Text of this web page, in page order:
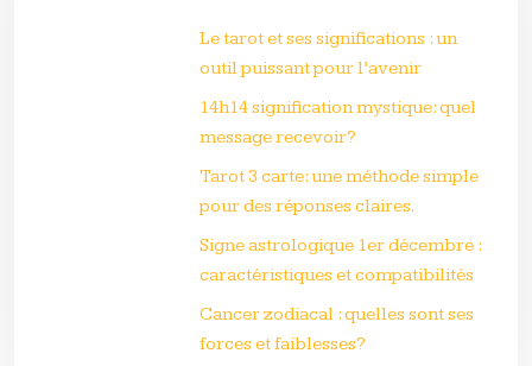
Le tarot et ses significations : un
outil puissant pour l’avenir
14h14 signification mystique: quel
message recevoir?
Tarot 3 carte: une méthode simple
pour des réponses claires.
Signe astrologique 1er décembre :
caractéristiques et compatibilités
Cancer zodiacal : quelles sont ses
forces et faiblesses?